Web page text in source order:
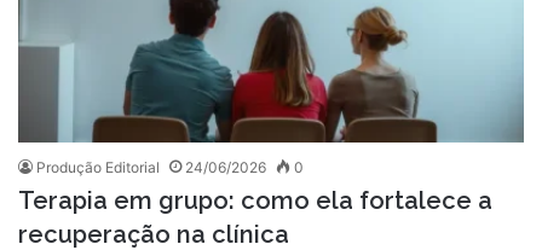
Produção Editorial 24/06/2026 0
Terapia em grupo: como ela fortalece a
recuperação na clínica